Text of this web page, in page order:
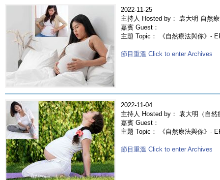
2022-11-25
主持人 Hosted by： 袁大明 自然
嘉賓 Guest：
主題 Topic： 《自然療法與你》-
節目重溫 Click to enter Archives
2022-11-04
主持人 Hosted by： 袁大明（自然
嘉賓 Guest：
主題 Topic： 《自然療法與你》-
節目重溫 Click to enter Archives